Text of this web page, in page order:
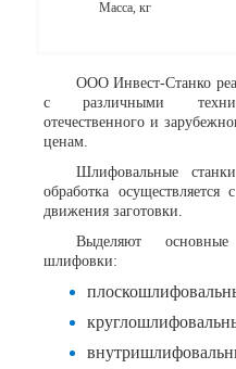
Масса, кг
ООО Инвест-Станко
с различными
отечественного и
ценам.
Шлифовальные
обработка
движения заготовки.
Выделяют
шлифовки: